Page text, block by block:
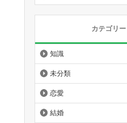
カテゴリー
知識
未分類
恋愛
結婚